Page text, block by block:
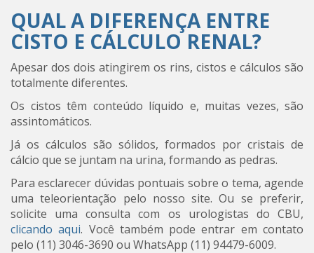
QUAL A DIFERENÇA ENTRE
CISTO E CÁLCULO RENAL?
Apesar dos dois atingirem os rins, cistos e cálculos são
totalmente diferentes.
Os cistos têm conteúdo líquido e, muitas vezes, são
assintomáticos.
Já os cálculos são sólidos, formados por cristais de
cálcio que se juntam na urina, formando as pedras.
Para esclarecer dúvidas pontuais sobre o tema, agende
uma teleorientação pelo nosso site. Ou se preferir,
solicite uma consulta com os urologistas do CBU,
clicando aqui. Você também pode entrar em contato
pelo (11) 3046-3690 ou WhatsApp (11) 94479-6009.